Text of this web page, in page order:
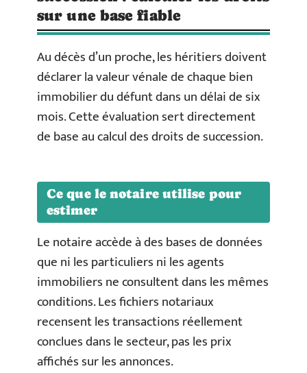
sur une base fiable
Au décès d’un proche, les héritiers doivent
déclarer la valeur vénale de chaque bien
immobilier du défunt dans un délai de six
mois. Cette évaluation sert directement
de base au calcul des droits de succession.
Ce que le notaire utilise pour
estimer
Le notaire accède à des bases de données
que ni les particuliers ni les agents
immobiliers ne consultent dans les mêmes
conditions. Les fichiers notariaux
recensent les transactions réellement
conclues dans le secteur, pas les prix
affichés sur les annonces.